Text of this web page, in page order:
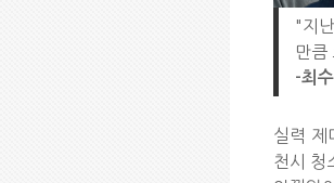
"지
만큼
-최
실력 제
천시 청